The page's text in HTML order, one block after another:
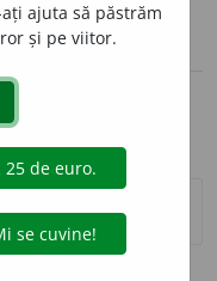
ajuta să păstrăm
și pe viitor.